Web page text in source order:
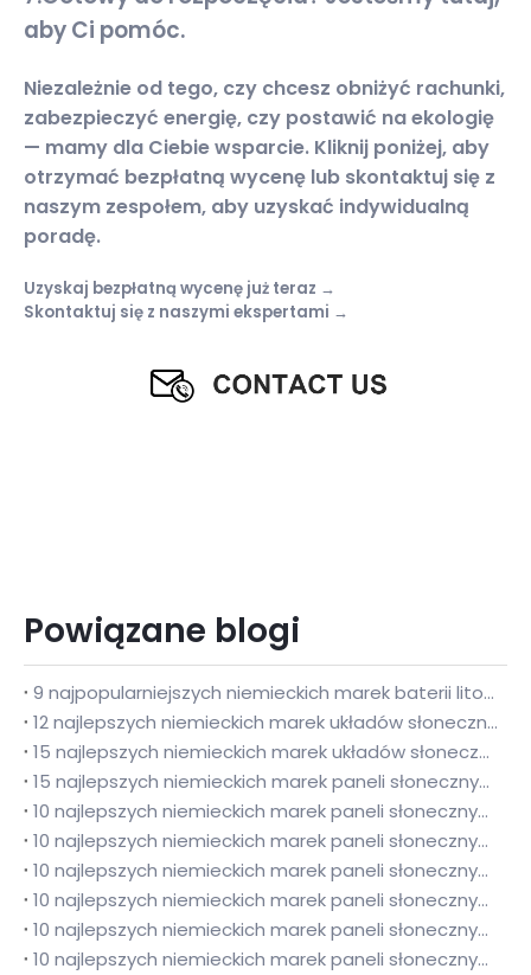
aby Ci pomóc.
Niezależnie od tego, czy chcesz obniżyć rachunki,
zabezpieczyć energię, czy postawić na ekologię
— mamy dla Ciebie wsparcie. Kliknij poniżej, aby
otrzymać bezpłatną wycenę lub skontaktuj się z
naszym zespołem, aby uzyskać indywidualną
poradę.
Uzyskaj bezpłatną wycenę już teraz →
Skontaktuj się z naszymi ekspertami →
Powiązane blogi
9 najpopularniejszych niemieckich marek baterii litowych na Filipinach | Poradnik użytkowania domowego 2026: Awaryjne awarie zasilania i trwałość w zakresie oszczędzania energii
12 najlepszych niemieckich marek układów słonecznych i baterii litowych w Tajlandii | Kompletny przewodnik mieszkaniowy na rok 2026
15 najlepszych niemieckich marek układów słonecznych i baterii litowych w Wietnamie | Kompletny przewodnik na rok 2026 dotyczący wysokotemperaturowego i wilgotnego magazynowania energii fotowoltaicznej w tropikach
15 najlepszych niemieckich marek paneli słonecznych w Wietnamie | Kompletny przewodnik po wysokich temperaturach, wilgotnych i deszczowych warunkach tropikalnych na rok 2026
10 najlepszych niemieckich marek paneli słonecznych w Szwecji | Kompletny przewodnik na rok 2026 dotyczący warunków zimnych i przy słabym oświetleniu na dużych szerokościach geograficznych
10 najlepszych niemieckich marek paneli słonecznych w Turcji | Poradnik zakupowy na rok 2026 dotyczący warunków charakteryzujących się wysoką temperaturą i zapyleniem
10 najlepszych niemieckich marek paneli słonecznych w Rumunii | Kompletny przewodnik zakupu fotowoltaiki na rok 2026 dla klimatu kontynentalnego
10 najlepszych niemieckich marek paneli słonecznych w Polsce | Poradnik zakupów fotowoltaiki na rok 2026 w warunkach niskich temperatur i śniegu w Europie Środkowej
10 najlepszych niemieckich marek paneli słonecznych w Hiszpanii | Poradnik zakupowy dotyczący warunków pracy modułów fotowoltaicznych w wysokiej temperaturze w regionie śródziemnomorskim na rok 2026
10 najlepszych niemieckich marek paneli słonecznych w Maroku | Przewodnik po marce dostosowanej do klimatu na rok 2026